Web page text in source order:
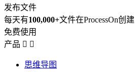
发布文件
每天有100,000+文件在ProcessOn创建
免费使用
产品  
思维导图